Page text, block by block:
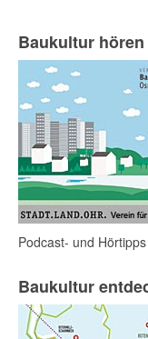
Baukultur hören
Podcast- und
Baukultur